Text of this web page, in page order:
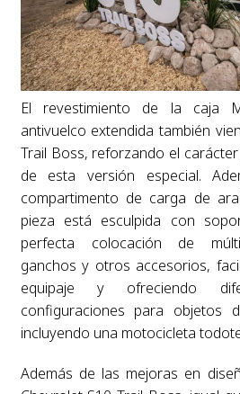
El revestimiento de la caja
antivuelco extendida también
Trail Boss, reforzando el
de esta versión especial.
compartimento de carga de
pieza está esculpida con
perfecta colocación de
ganchos y otros accesorios,
equipaje y ofreciendo
configuraciones para objetos
incluyendo una motocicleta
Además de las mejoras en